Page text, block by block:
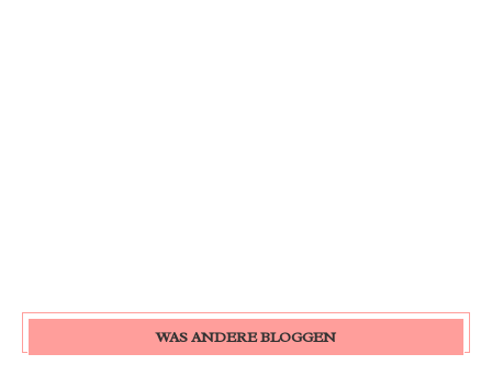
WAS ANDERE BLOGGEN